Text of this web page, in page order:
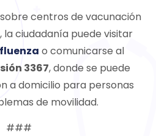
centros de vacunación
ciudadanía puede visitar
o comunicarse al
3367, donde se puede
a domicilio para personas
de movilidad.
###